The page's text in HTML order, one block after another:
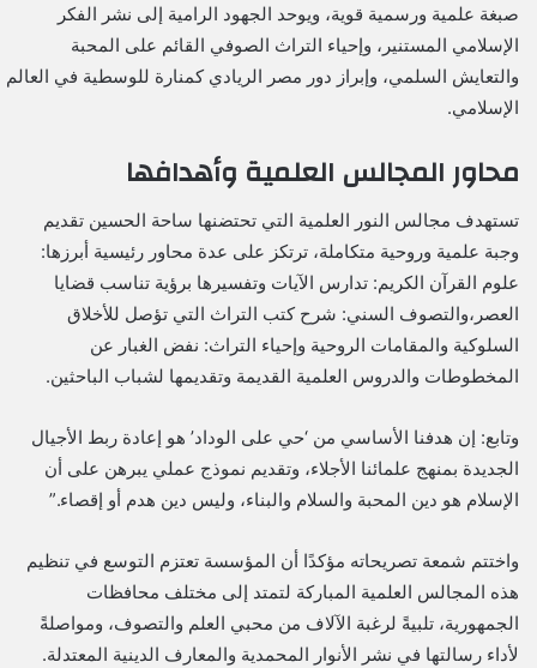
صبغة علمية ورسمية قوية، ويوحد الجهود الرامية إلى نشر الفكر
الإسلامي المستنير، وإحياء التراث الصوفي القائم على المحبة
والتعايش السلمي، وإبراز دور مصر الريادي كمنارة للوسطية في العالم
الإسلامي.
​محاور المجالس العلمية وأهدافها
​تستهدف مجالس النور العلمية التي تحتضنها ساحة الحسين تقديم
وجبة علمية وروحية متكاملة، ترتكز على عدة محاور رئيسية أبرزها: ​
علوم القرآن الكريم: تدارس الآيات وتفسيرها برؤية تناسب قضايا
العصر،والتصوف السني: شرح كتب التراث التي تؤصل للأخلاق
السلوكية والمقامات الروحية و​إحياء التراث: نفض الغبار عن
المخطوطات والدروس العلمية القديمة وتقديمها لشباب الباحثين.
وتابع:​ إن هدفنا الأساسي من ‘حي على الوداد’ هو إعادة ربط الأجيال
الجديدة بمنهج علمائنا الأجلاء، وتقديم نموذج عملي يبرهن على أن
الإسلام هو دين المحبة والسلام والبناء، وليس دين هدم أو إقصاء.”
​واختتم شمعة تصريحاته مؤكدًا أن المؤسسة تعتزم التوسع في تنظيم
هذه المجالس العلمية المباركة لتمتد إلى مختلف محافظات
الجمهورية، تلبيةً لرغبة الآلاف من محبي العلم والتصوف، ومواصلةً
لأداء رسالتها في نشر الأنوار المحمدية والمعارف الدينية المعتدلة.